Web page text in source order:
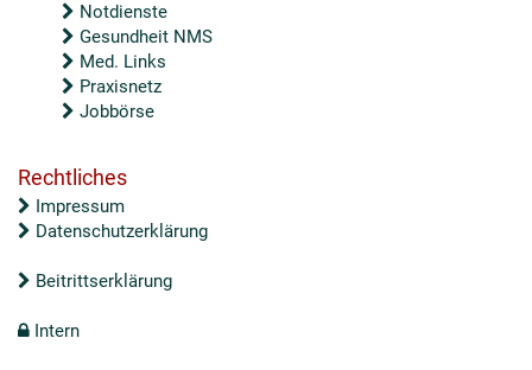
Notdienste
Gesundheit NMS
Med. Links
Praxisnetz
Jobbörse
Rechtliches
Impressum
Datenschutzerklärung
Beitrittserklärung
Intern